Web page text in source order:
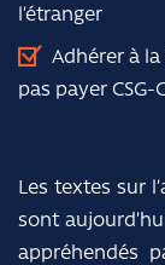
l’étranger
Adhérer à
pas payer CSG-
Les textes sur
sont
appréhendés